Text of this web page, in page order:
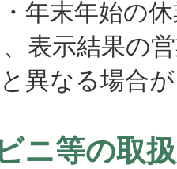
年末年始の
表示結果の
なる場合が
ニ等の取